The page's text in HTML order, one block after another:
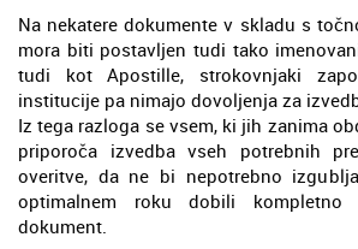
Na nekatere dokumente v skladu s
mora biti postavljen tudi tako
tudi kot Apostille, strokovnjaki
institucije pa nimajo dovoljenja za
Iz tega razloga se vsem, ki jih zanima
priporoča izvedba vseh potrebnih
overitve, da ne bi nepotrebno
optimalnem roku dobili kompletno
dokument.